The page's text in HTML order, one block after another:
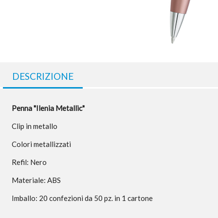
DESCRIZIONE
Penna "Ilenia Metallic"
Clip in metallo
Colori metallizzati
Refil: Nero
Materiale: ABS
Imballo: 20 confezioni da 50 pz. in 1 cartone